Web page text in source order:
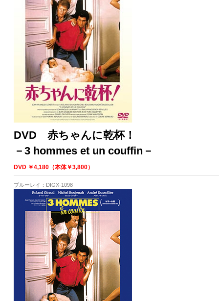
DVD 赤ちゃんに乾杯！
－3 hommes et un couffin－
DVD ￥4,180（本体￥3,800）
ブルーレイ：DIGX-1098